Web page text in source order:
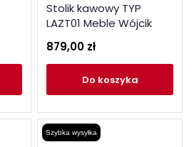
Stolik kawowy TYP
LAZT01 Meble Wójcik
879,00 zł
do koszyka
Szybka wysyłka